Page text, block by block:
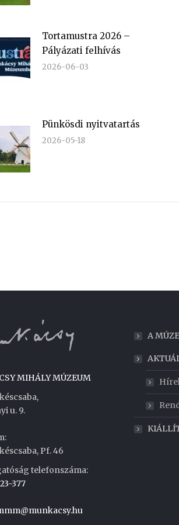
Tortamustra 2026 –
Pályázati felhívás
2026-06-03
Pünkösdi nyitvatartás
2026-05-18
MIHÁLY MÚZEUM
u. 9.
Pf. 46
telefonszáma:
377
A